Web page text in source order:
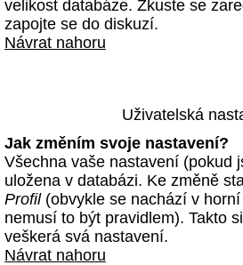
velikost databáze. Zkuste se
zapojte se do diskuzí.
Návrat nahoru
Uživatelská
Jak změním svoje nastavení?
Všechna vaše nastavení (pokud
uložena v databázi. Ke změně
Profil(obvykle se nachází v
nemusí to být pravidlem). Takto
veškerá svá nastavení.
Návrat nahoru